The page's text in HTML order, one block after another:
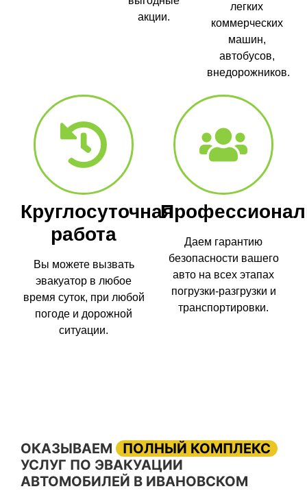
акции.
легких
коммерческих
машин,
автобусов,
внедорожников.
Круглосуточная
работа
Вы можете вызвать
эвакуатор в любое
время суток, при любой
погоде и дорожной
ситуации.
Даем гарантию
безопасности вашего
авто на всех этапах
погрузки-разгрузки и
транспортировки.
ОКАЗЫВАЕМ
ПОЛНЫЙ КОМПЛЕКС
УСЛУГ ПО ЭВАКУАЦИИ
АВТОМОБИЛЕЙ В ИВАНОВСКОМ